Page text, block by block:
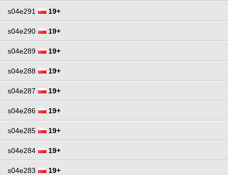
s04e291 19+
s04e290 19+
s04e289 19+
s04e288 19+
s04e287 19+
s04e286 19+
s04e285 19+
s04e284 19+
s04e283 19+